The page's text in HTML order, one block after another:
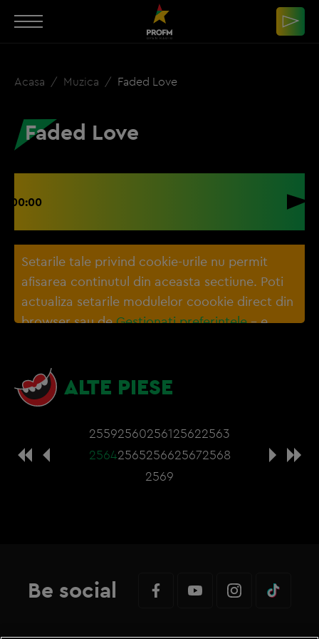
Acasa Muzica Faded Love
Faded Love
00:00
Setarile tale privind cookie-urile nu permit
afisarea continutul din aceasta sectiune. Poti
actualiza setarile modulelor coookie direct din
browser sau deGestionați preferințele– e
ALTE PIESE
25592560256125622563
25642565256625672568
2569
Be social